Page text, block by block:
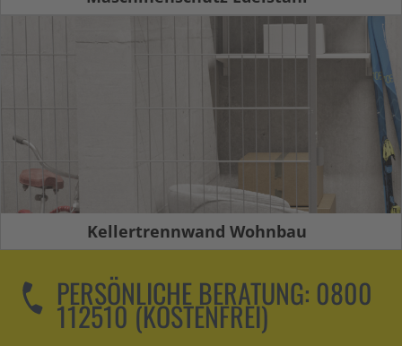
Kellertrennwand Wohnbau
PERSÖNLICHE BERATUNG: 0800
112510 (KOSTENFREI)